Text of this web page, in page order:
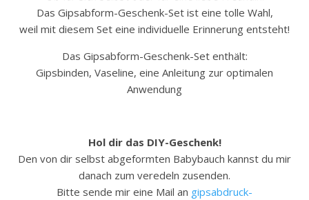
Das Gipsabform-Geschenk-Set ist eine tolle Wahl,
weil mit diesem Set eine individuelle Erinnerung entsteht!
Das Gipsabform-Geschenk-Set enthält:
Gipsbinden, Vaseline, eine Anleitung zur optimalen
Anwendung
Hol dir das DIY-Geschenk!
Den von dir selbst abgeformten Babybauch kannst du mir
danach zum veredeln zusenden.
Bitte sende mir eine Mail an gipsabdruck-